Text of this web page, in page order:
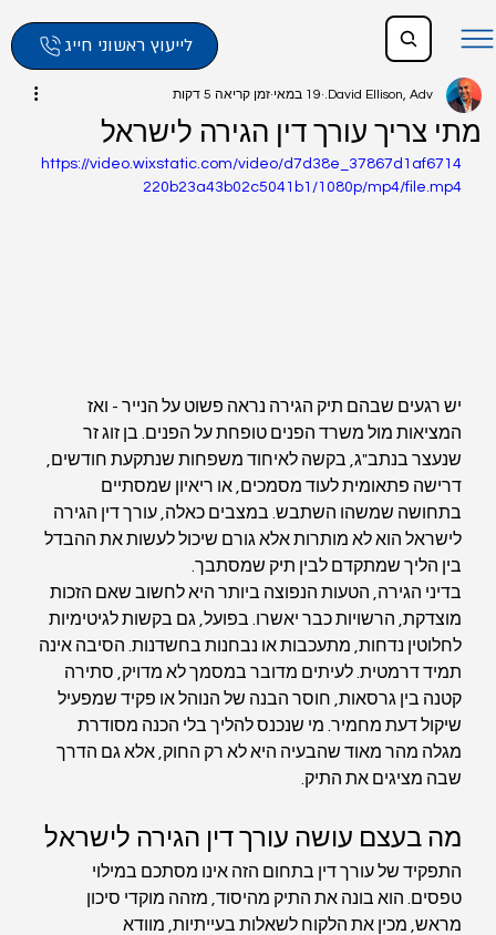
לייעוץ ראשוני חייג
מתי צריך עורך דין הגירה לישראל
David Ellison, Adv. 19 במאי זמן קריאה 5 דקות
https://video.wixstatic.com/video/d7d38e_37867d1af6714
220b23a43b02c5041b1/1080p/mp4/file.mp4
יש רגעים שבהם תיק הגירה נראה פשוט על הנייר - ואז
המציאות מול משרד הפנים טופחת על הפנים. בן זוג זר
שנעצר בנתב"ג, בקשה לאיחוד משפחות שנתקעת חודשים,
דרישה פתאומית לעוד מסמכים, או ריאיון שמסתיים
בתחושה שמשהו השתבש. במצבים כאלה, עורך דין הגירה
לישראל הוא לא מותרות אלא גורם שיכול לעשות את ההבדל
בין הליך שמתקדם לבין תיק שמסתבך.
בדיני הגירה, הטעות הנפוצה ביותר היא לחשוב שאם הזכות
מוצדקת, הרשויות כבר יאשרו. בפועל, גם בקשות לגיטימיות
לחלוטין נדחות, מתעכבות או נבחנות בחשדנות. הסיבה אינה
תמיד דרמטית. לעיתים מדובר במסמך לא מדויק, סתירה
קטנה בין גרסאות, חוסר הבנה של הנוהל או פקיד שמפעיל
שיקול דעת מחמיר. מי שנכנס להליך בלי הכנה מסודרת
מגלה מהר מאוד שהבעיה היא לא רק החוק, אלא גם הדרך
שבה מציגים את התיק.
מה בעצם עושה עורך דין הגירה לישראל
התפקיד של עורך דין בתחום הזה אינו מסתכם במילוי
טפסים. הוא בונה את התיק מהיסוד, מזהה מוקדי סיכון
מראש, מכין את הלקוח לשאלות בעייתיות, מוודא